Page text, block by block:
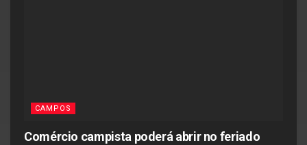
CAMPOS
Comércio campista poderá abrir no feriado